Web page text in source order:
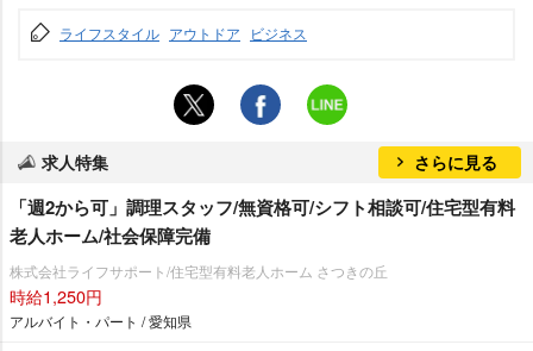
ライフスタイル アウトドア ビジネス
求人特集 さらに見る
「週2から可」調理スタッフ/無資格可/シフト相談可/住宅型有料
老人ホーム/社会保障完備
株式会社ライフサポート/住宅型有料老人ホーム さつきの丘
時給1,250円
アルバイト・パート / 愛知県